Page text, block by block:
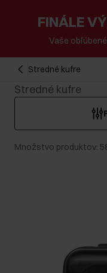
FINÁLE
Vaše
Stredné kufre
Stredné kufre
Množstvo produktov: